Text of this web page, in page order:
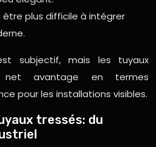
être plus difficile à intégrer
subjectif, mais les tuyaux
avantage en termes
pour les installations visibles.
tressés: du